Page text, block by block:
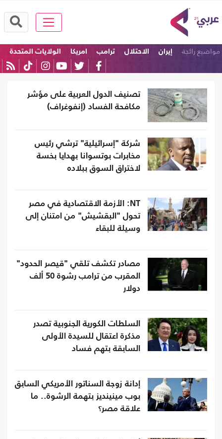
مواضيع رائجة إيران الاحتلال ترامب امريكا
الولايات المتحدة
تصنيف الدول العربية على مؤشر
مكافحة الفساد (إنفوغراف)
شركة "إسرائيلية" ترشي رئيس
مخابرات بوتسوانا بهدايا بخسة
لاختراق السوق ببلاده
NT: الأزمة الاقتصادية في مصر
تحول "البقشيش" من امتنان إلى
وسيلة للبقاء
مصادر تكشف تلقي "قيصر الحدود"
المقرب من ترامب رشوة 50 ألف
دولار
السلطات الكورية الجنوبية تصدر
مذكرة اعتقال للسيدة الأولى
السابقة بتهم فساد
إدانة زوجة السناتور الأمريكي السابق
بوب مينينديز بتهمة الرشوة.. ما
علاقة مصر؟